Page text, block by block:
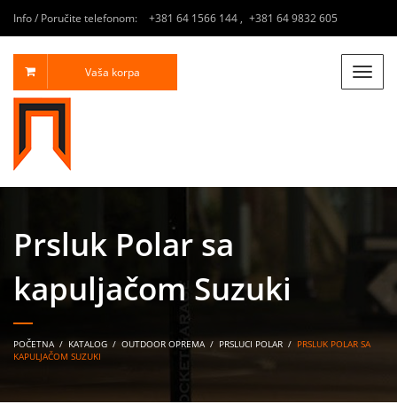
Info / Poručite telefonom: +381 64 1566 144 , +381 64 9832 605
Toggle
Vaša korpa
Prsluk Polar sa
kapuljačom Suzuki
POČETNA / KATALOG / OUTDOOR OPREMA / PRSLUCI POLAR / PRSLUK POLAR SA
KAPULJAČOM SUZUKI